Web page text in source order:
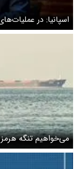
اسپانیا: در
می‌خواهیم تنگه هرمز